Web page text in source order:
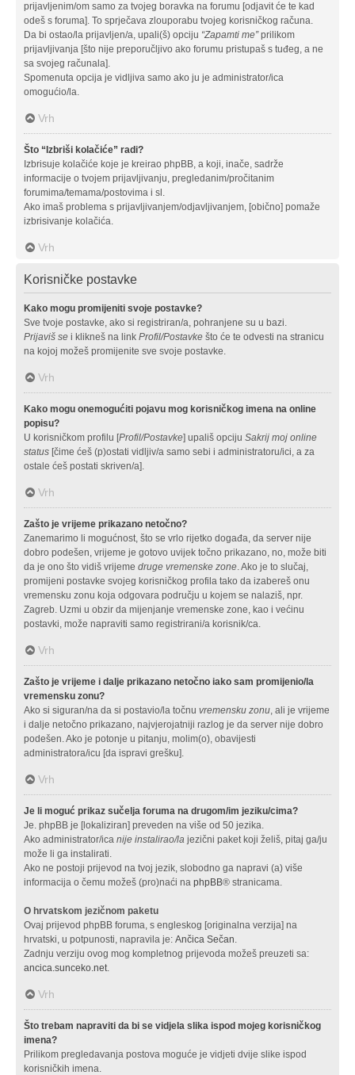
prijavljenim/om samo za tvojeg boravka na forumu [odjavit će te kad
odeš s foruma]. To sprječava zlouporabu tvojeg korisničkog računa.
Da bi ostao/la prijavljen/a, upali(š) opciju “Zapamti me”prilikom
prijavljivanja [što nije preporučljivo ako forumu pristupaš s tuđeg, a ne
sa svojeg računala].
Spomenuta opcija je vidljiva samo ako ju je administrator/ica
omogućio/la.
Vrh
Što “Izbriši kolačiće” radi?
Izbrisuje kolačiće koje je kreirao phpBB, a koji, inače, sadrže
informacije o tvojem prijavljivanju, pregledanim/pročitanim
forumima/temama/postovima i sl.
Ako imaš problema s prijavljivanjem/odjavljivanjem, [obično] pomaže
izbrisivanje kolačića.
Vrh
Korisničke postavke
Kako mogu promijeniti svoje postavke?
Sve tvoje postavke, ako si registriran/a, pohranjene su u bazi.
Prijaviš se i klikneš na link Profil/Postavke što će te odvesti na stranicu
na kojoj možeš promijenite sve svoje postavke.
Vrh
Kako mogu onemogućiti pojavu mog korisničkog imena na online
popisu?
U korisničkom profilu [Profil/Postavke] upališ opciju Sakrij moj online
status [čime ćeš (p)ostati vidljiv/a samo sebi i administratoru/ici, a za
ostale ćeš postati skriven/a].
Vrh
Zašto je vrijeme prikazano netočno?
Zanemarimo li mogućnost, što se vrlo rijetko događa, da server nije
dobro podešen, vrijeme je gotovo uvijek točno prikazano, no, može biti
da je ono što vidiš vrijeme druge vremenske zone. Ako je to slučaj,
promijeni postavke svojeg korisničkog profila tako da izabereš onu
vremensku zonu koja odgovara području u kojem se nalaziš, npr.
Zagreb. Uzmi u obzir da mijenjanje vremenske zone, kao i većinu
postavki, može napraviti samo registrirani/a korisnik/ca.
Vrh
Zašto je vrijeme i dalje prikazano netočno iako sam promijenio/la
vremensku zonu?
Ako si siguran/na da si postavio/la točnu vremensku zonu, ali je vrijeme
i dalje netočno prikazano, najvjerojatniji razlog je da server nije dobro
podešen. Ako je potonje u pitanju, molim(o), obavijesti
administratora/icu [da ispravi grešku].
Vrh
Je li moguć prikaz sučelja foruma na drugom/im jeziku/cima?
Je. phpBB je [lokaliziran] preveden na više od 50 jezika.
Ako administrator/ica nije instalirao/la jezični paket koji želiš, pitaj ga/ju
može li ga instalirati.
Ako ne postoji prijevod na tvoj jezik, slobodno ga napravi (a) više
informacija o čemu možeš (pro)naći na phpBB® stranicama.
O hrvatskom jezičnom paketu
Ovaj prijevod phpBB foruma, s engleskog [originalna verzija] na
hrvatski, u potpunosti, napravila je: Ančica Sečan.
Zadnju verziju ovog mog kompletnog prijevoda možeš preuzeti sa:
ancica.sunceko.net.
Vrh
Što trebam napraviti da bi se vidjela slika ispod mojeg korisničkog
imena?
Prilikom pregledavanja postova moguće je vidjeti dvije slike ispod
korisničkih imena.